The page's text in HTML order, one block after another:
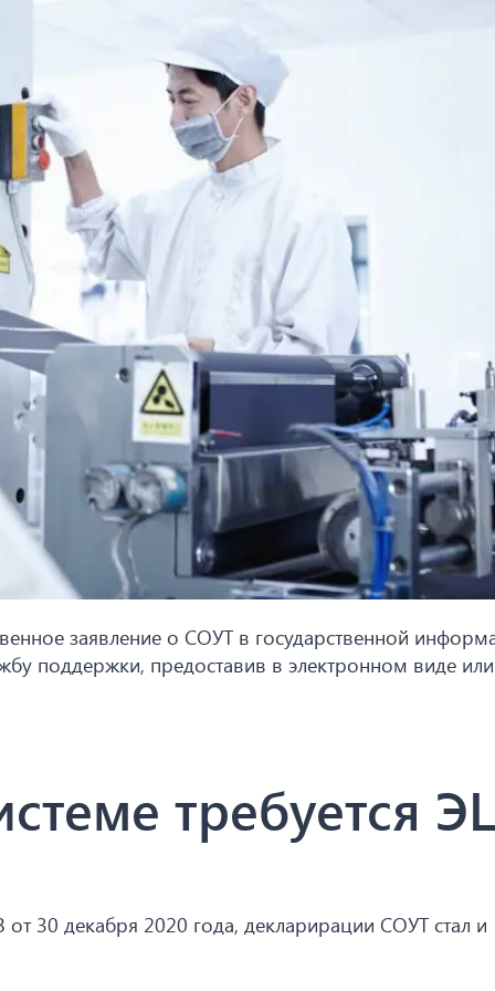
заявление о СОУТ в государственной
поддержки, предоставив в электронном виде
требуется
30 декабря 2020 года, декларирации СОУТ стал и